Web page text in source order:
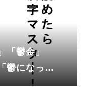
「鬱金」
鬱になった